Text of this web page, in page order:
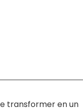
transformer en un